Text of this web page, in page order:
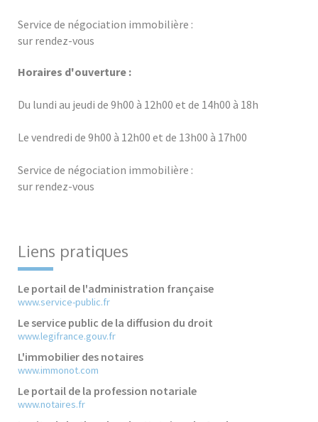
Service de négociation immobilière :
sur rendez-vous
Horaires d'ouverture :
Du lundi au jeudi de 9h00 à 12h00 et de 14h00 à 18h
Le vendredi de 9h00 à 12h00 et de 13h00 à 17h00
Service de négociation immobilière :
sur rendez-vous
Liens pratiques
Le portail de l'administration française
www.service-public.fr
Le service public de la diffusion du droit
www.legifrance.gouv.fr
L'immobilier des notaires
www.immonot.com
Le portail de la profession notariale
www.notaires.fr